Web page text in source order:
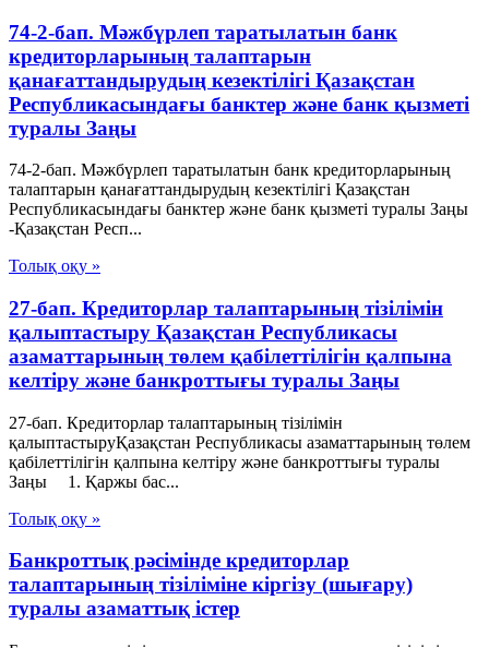
74-2-бап. Мәжбүрлеп таратылатын банк
кредиторларының талаптарын
қанағаттандырудың кезектілігі Қазақстан
Республикасындағы банктер және банк қызметі
туралы Заңы
74-2-бап. Мәжбүрлеп таратылатын банк кредиторларының
талаптарын қанағаттандырудың кезектілігі Қазақстан
Республикасындағы банктер және банк қызметі туралы Заңы
-Қазақстан Респ...
Толық оқу »
27-бап. Кредиторлар талаптарының тізілімін
қалыптастыру Қазақстан Республикасы
азаматтарының төлем қабілеттілігін қалпына
келтіру және банкроттығы туралы Заңы
27-бап. Кредиторлар талаптарының тізілімін
қалыптастыруҚазақстан Республикасы азаматтарының төлем
қабілеттілігін қалпына келтіру және банкроттығы туралы
Заңы 1. Қаржы бас...
Толық оқу »
Банкроттық рәсімінде кредиторлар
талаптарының тізіліміне кіргізу (шығару)
туралы азаматтық істер